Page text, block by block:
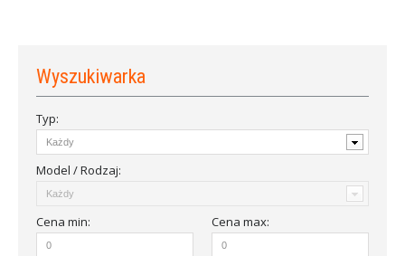
Wyszukiwarka
Typ:
Model / Rodzaj:
Cena min: Cena max: